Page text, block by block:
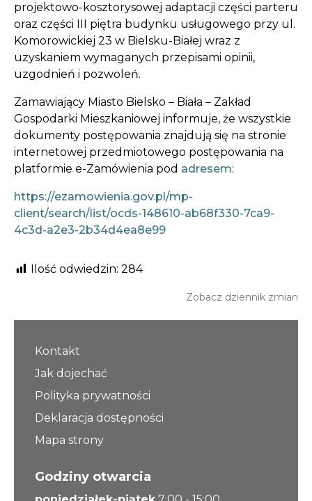
Prawo
Nowości
projektowo-kosztorysowej adaptacji części parteru
oraz części III piętra budynku usługowego przy ul.
Komorowickiej 23 w Bielsku-Białej wraz z
uzyskaniem wymaganych przepisami opinii,
uzgodnień i pozwoleń.
Zamawiający Miasto Bielsko – Biała – Zakład
Gospodarki Mieszkaniowej informuje, że wszystkie
dokumenty postępowania znajdują się na stronie
internetowej przedmiotowego postępowania na
platformie e-Zamówienia pod adresem:
https://ezamowienia.gov.pl/mp-
client/search/list/ocds-148610-ab68f330-7ca9-
4c3d-a2e3-2b34d4ea8e99
Ilość odwiedzin: 284
Zobacz dziennik zmian
Kontakt
Jak dojechać
Polityka prywatności
Deklaracja dostępności
Mapa strony
Godziny otwarcia